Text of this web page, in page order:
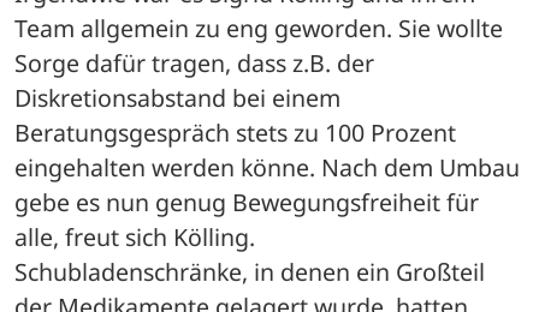
Team allgemein zu eng geworden. Sie wollte
Sorge dafür tragen, dass z.B. der
Diskretionsabstand bei einem
Beratungsgespräch stets zu 100 Prozent
eingehalten werden könne. Nach dem Umbau
gebe es nun genug Bewegungsfreiheit für
alle, freut sich Kölling.
Schubladenschränke, in denen ein Großteil